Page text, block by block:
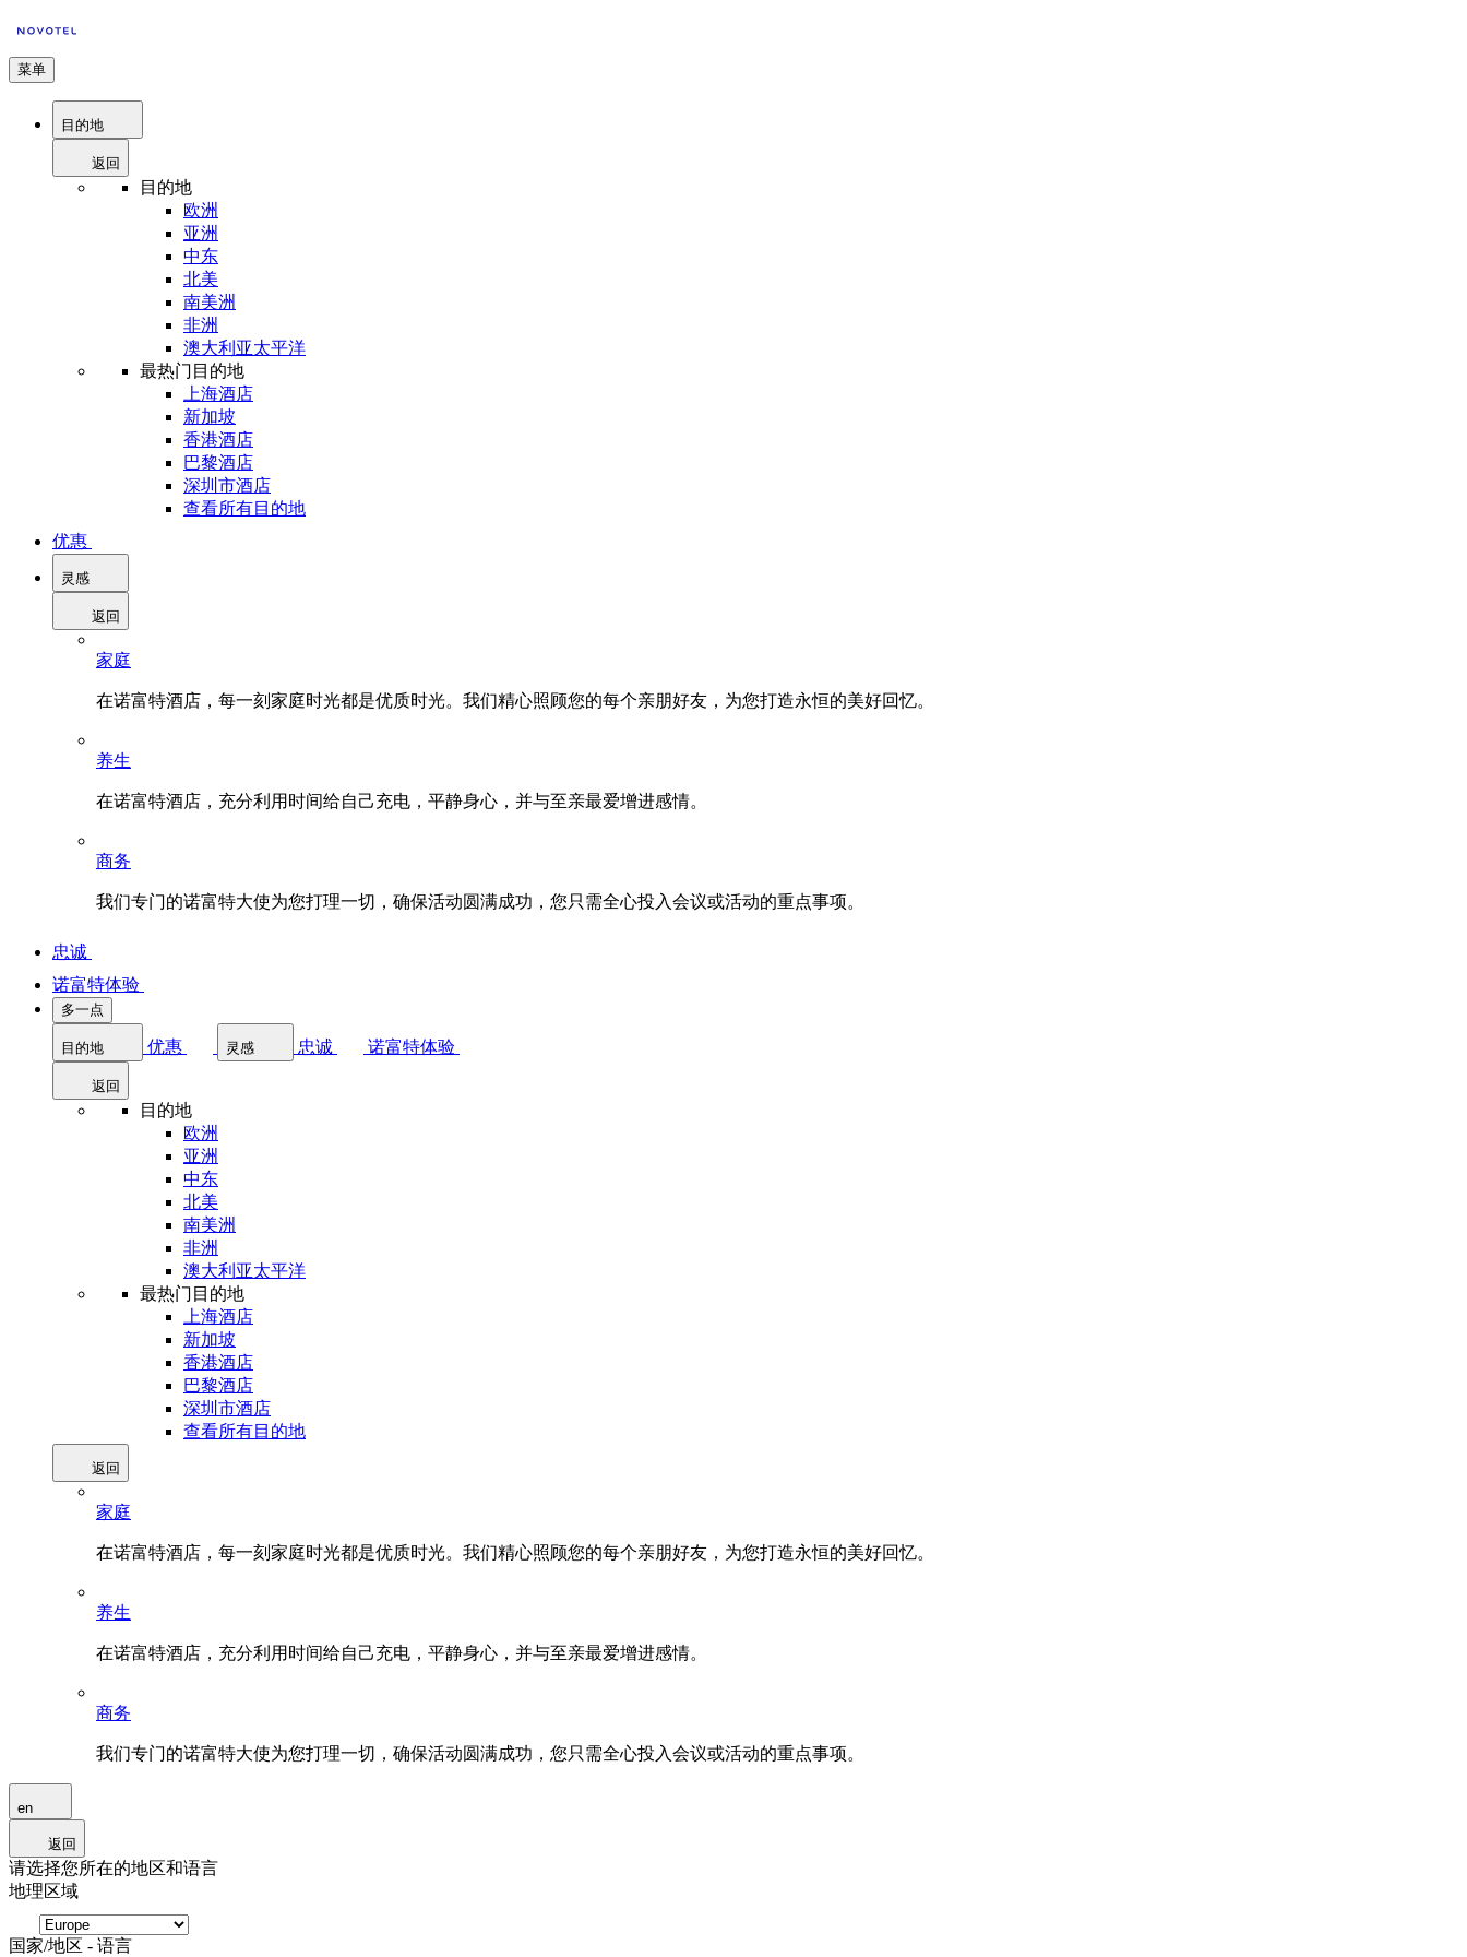
菜单
目的地
返回
目的地
欧洲
亚洲
中东
北美
南美洲
非洲
澳大利亚太平洋
最热门目的地
上海酒店
新加坡
香港酒店
巴黎酒店
深圳市酒店
查看所有目的地
优惠
灵感
返回
家庭
在诺富特酒店，每一刻家庭时光都是优质时光。我们精心照顾您的每个亲朋好友，为您打造永恒的美好回忆。
养生
在诺富特酒店，充分利用时间给自己充电，平静身心，并与至亲最爱增进感情。
商务
我们专门的诺富特大使为您打理一切，确保活动圆满成功，您只需全心投入会议或活动的重点事项。
忠诚
诺富特体验
多一点
目的地 优惠 灵感 忠诚 诺富特体验
返回
目的地
欧洲
亚洲
中东
北美
南美洲
非洲
澳大利亚太平洋
最热门目的地
上海酒店
新加坡
香港酒店
巴黎酒店
深圳市酒店
查看所有目的地
返回
家庭
在诺富特酒店，每一刻家庭时光都是优质时光。我们精心照顾您的每个亲朋好友，为您打造永恒的美好回忆。
养生
在诺富特酒店，充分利用时间给自己充电，平静身心，并与至亲最爱增进感情。
商务
我们专门的诺富特大使为您打理一切，确保活动圆满成功，您只需全心投入会议或活动的重点事项。
en
返回
请选择您所在的地区和语言
地理区域
国家/地区 - 语言